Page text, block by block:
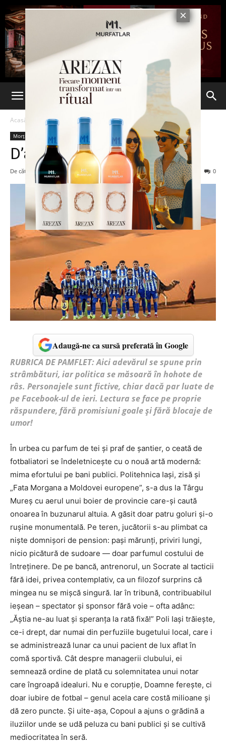
Acasă Morții mamii lor
Morții mamii lor
D’ale balonului în Copou
De către Nepotu’ lui mă-sa! - 13 noiembrie 2025 0
3951
Adaugă-ne ca sursă preferată în Google
RUBRICA DE PAMFLET: Aici adevărul se spune prin
strâmbături, iar politica se măsoară în hohote de
râs. Personajele sunt fictive, chiar dacă par luate de
pe Facebook-ul de ieri. Lectura se face pe proprie
răspundere, fără promisiuni goale și fără blocaje de
umor!
În urbea cu parfum de tei și praf de șantier, o ceată de
fotbaliatori se îndeletnicește cu o nouă artă modernă:
mima efortului pe bani publici. Politehnica Iași, zisă și
„Fata Morgana a Moldovei europene”, s-a dus la Târgu
Mureș cu aerul unui boier de provincie care-și caută
onoarea în buzunarul altuia. A găsit doar patru goluri și-o
rușine monumentală. Pe teren, jucătorii s-au plimbat ca
niște domnișori de pension: pași mărunți, priviri lungi,
nicio picătură de sudoare — doar parfumul costului de
întreținere. De pe bancă, antrenorul, un Socrate al tacticii
fără idei, privea contemplativ, ca un filozof surprins că
mingea nu se mișcă singură. Iar în tribună, contribuabilul
ieșean – spectator și sponsor fără voie – ofta adânc:
„Ăștia ne-au luat și speranța la rată fixă!” Poli Iași trăiește,
ce-i drept, dar numai din perfuziile bugetului local, care i
se administrează lunar ca unui pacient de lux aflat în
comă sportivă. Cât despre managerii clubului, ei
semnează ordine de plată cu solemnitatea unui notar
care îngroapă idealuri. Nu e corupție, Doamne ferește, ci
doar iubire de fotbal – genul acela care costă milioane și
dă zero puncte. Și uite-așa, Copoul a ajuns o grădină a
iluziilor unde se udă peluza cu bani publici și se cultivă
mediocritatea în seră.